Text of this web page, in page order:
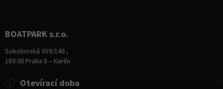
BOATPARK s.r.o.
Sokolovská 359/146 ,
180 00 Praha 8 – Karlín
Otevírací doba